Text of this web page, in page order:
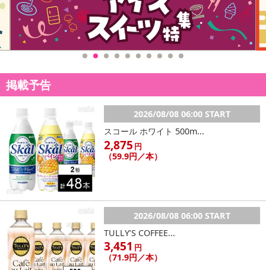
掲載予告
2026/08/08 06:00 START
スコール ホワイト 500m...
2,875 円
（59.9円／本）
2026/08/08 06:00 START
TULLY’S COFFEE...
3,451 円
（71.9円／本）